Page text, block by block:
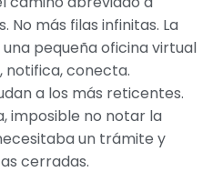
más filas infinitas. La
una pequeña oficina virtual
notifica, conecta.
a los más reticentes.
imposible no notar la
un trámite y
cerradas.